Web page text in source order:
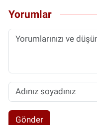
Yorumlar
Gönder